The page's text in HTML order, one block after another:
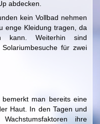
abdecken.
kein Vollbad nehmen
enge Kleidung tragen, da
kann. Weiterhin sind
für zwei
man bereits eine
Haut. In den Tagen und
ihre